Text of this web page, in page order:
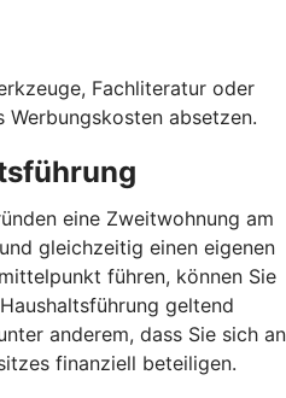
Fachliteratur oder
absetzen.
eine Zweitwohnung am
gleichzeitig einen eigenen
führen, können Sie
geltend
anderem, dass Sie sich an
finanziell beteiligen.